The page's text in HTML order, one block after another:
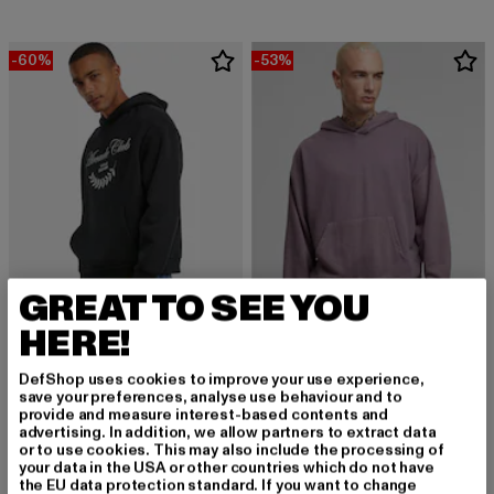
-60%
MISTER TEE UPSCALE
Mister Tee Arcade Club Fluffy Hoody
ab20,00 EUR
Derzeitiger Preis: ab 20,00 EUR
49,99 EUR Aktionspreis: 49,99 EUR
-53%
URBAN CLASSICS
Light Terry
18,80 EUR
Derzeitiger Preis: 18,80 EUR
39,99 EUR Aktionspreis:
GREAT TO SEE YOU
HERE!
DefShop uses cookies to improve your use experience,
save your preferences, analyse use behaviour and to
provide and measure interest-based contents and
advertising. In addition, we allow partners to extract data
or to use cookies. This may also include the processing of
your data in the USA or other countries which do not have
the EU data protection standard. If you want to change